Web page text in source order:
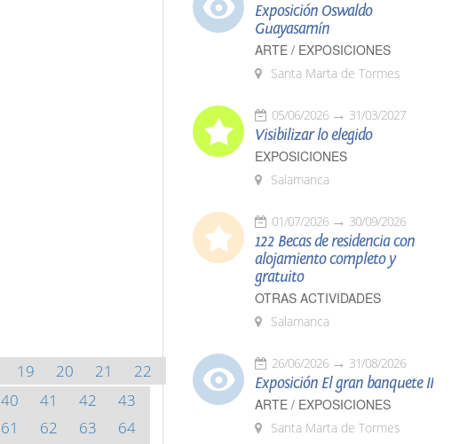
19 20 21
22
40 41 42
43
61 62 63
64
Exposición Oswaldo
Guayasamín
ARTE / EXPOSICIONES
Santa Marta de Tormes
05/06/2026 31/03/2027
Visibilizar lo elegido
EXPOSICIONES
Salamanca
01/07/2026 30/09/2026
122 Becas de residencia con
alojamiento completo y
gratuito
OTRAS ACTIVIDADES
Salamanca
26/06/2026 31/08/2026
Exposición El gran banquete II
ARTE / EXPOSICIONES
Santa Marta de Tormes